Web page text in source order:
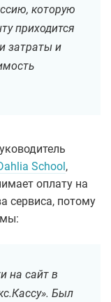
которую
приходится
затраты и
School,
оплату на
сервиса, потому
на сайт в
Был